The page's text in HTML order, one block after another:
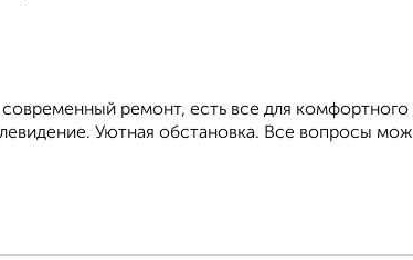
ремонт, есть все для комфортного
Уютная обстановка. Все вопросы